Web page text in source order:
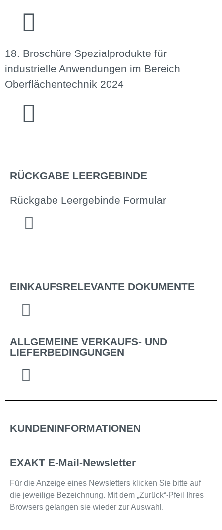
18. Broschüre Spezialprodukte für
industrielle Anwendungen im Bereich
Oberflächentechnik 2024
RÜCKGABE LEERGEBINDE
Rückgabe Leergebinde Formular
EINKAUFSRELEVANTE DOKUMENTE
ALLGEMEINE VERKAUFS- UND
LIEFERBEDINGUNGEN
KUNDENINFORMATIONEN
EXAKT E-Mail-Newsletter
Für die Anzeige eines Newsletters klicken Sie bitte auf
die jeweilige Bezeichnung. Mit dem „Zurück“-Pfeil Ihres
Browsers gelangen sie wieder zur Auswahl.